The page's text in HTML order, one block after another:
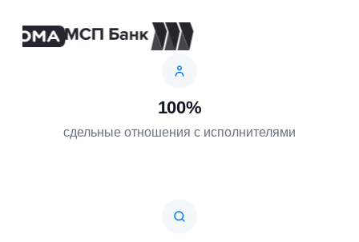
100%
сдельные отношения с исполнителями